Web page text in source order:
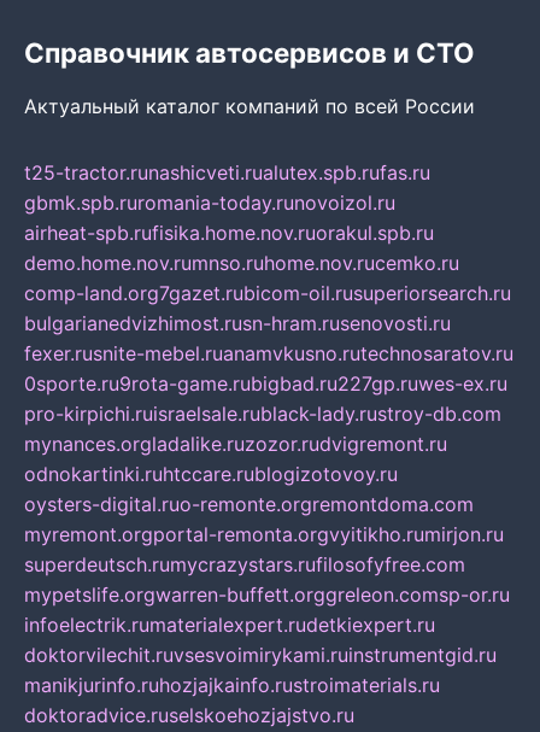
Справочник автосервисов и СТО
Актуальный каталог компаний по всей России
t25-tractor.runashicveti.rualutex.spb.rufas.ru
gbmk.spb.ruromania-today.runovoizol.ru
airheat-spb.rufisika.home.nov.ruorakul.spb.ru
demo.home.nov.rumnso.ruhome.nov.rucemko.ru
comp-land.org7gazet.rubicom-oil.rusuperiorsearch.ru
bulgarianedvizhimost.rusn-hram.rusenovosti.ru
fexer.rusnite-mebel.ruanamvkusno.rutechnosaratov.ru
0sporte.ru9rota-game.rubigbad.ru227gp.ruwes-ex.ru
pro-kirpichi.ruisraelsale.rublack-lady.rustroy-db.com
mynances.orgladalike.ruzozor.rudvigremont.ru
odnokartinki.ruhtccare.rublogizotovoy.ru
oysters-digital.ruo-remonte.orgremontdoma.com
myremont.orgportal-remonta.orgvyitikho.rumirjon.ru
superdeutsch.rumycrazystars.rufilosofyfree.com
mypetslife.orgwarren-buffett.orggreleon.comsp-or.ru
infoelectrik.rumaterialexpert.rudetkiexpert.ru
doktorvilechit.ruvsesvoimirykami.ruinstrumentgid.ru
manikjurinfo.ruhozjajkainfo.rustroimaterials.ru
doktoradvice.ruselskoehozjajstvo.ru